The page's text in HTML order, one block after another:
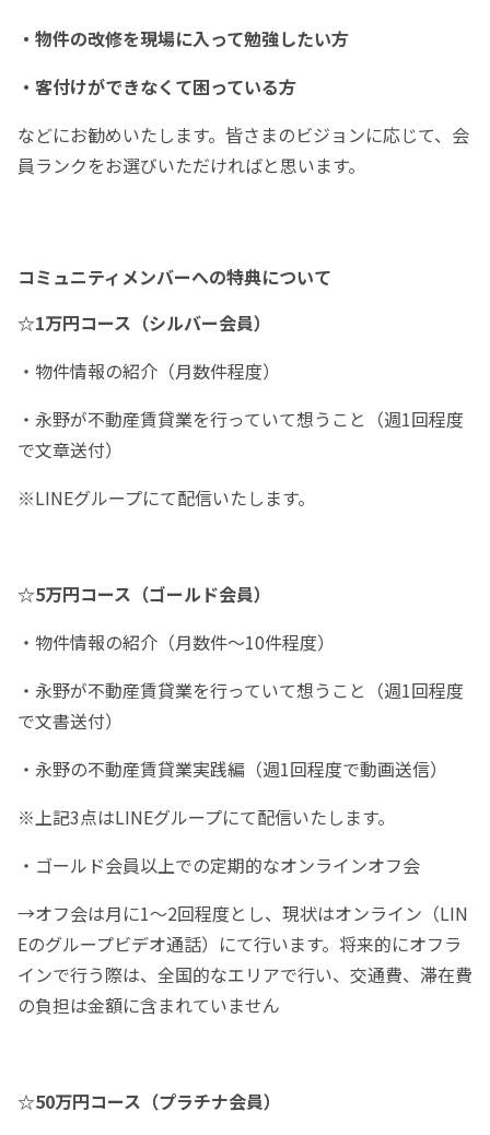
・物件の改修を現場に入って勉強したい方
・客付けができなくて困っている方
などにお勧めいたします。皆さまのビジョンに応じて、会
員ランクをお選びいただければと思います。
コミュニティメンバーへの特典について
☆1万円コース（シルバー会員）
・物件情報の紹介（月数件程度）
・永野が不動産賃貸業を行っていて想うこと（週1回程度
で文章送付）
※LINEグループにて配信いたします。
☆5万円コース（ゴールド会員）
・物件情報の紹介（月数件～10件程度）
・永野が不動産賃貸業を行っていて想うこと（週1回程度
で文書送付）
・永野の不動産賃貸業実践編（週1回程度で動画送信）
※上記3点はLINEグループにて配信いたします。
・ゴールド会員以上での定期的なオンラインオフ会
→オフ会は月に1～2回程度とし、現状はオンライン（LIN
Eのグループビデオ通話）にて行います。将来的にオフラ
インで行う際は、全国的なエリアで行い、交通費、滞在費
の負担は金額に含まれていません
☆50万円コース（プラチナ会員）